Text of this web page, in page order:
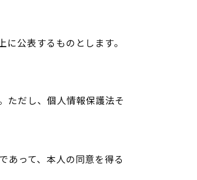
公表するものとします。
ただし、個人情報保護法そ
あって、本人の同意を得る